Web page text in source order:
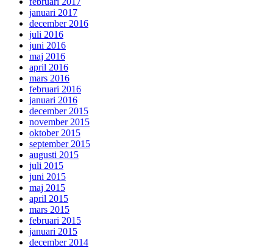
januari 2017
december 2016
juli 2016
juni 2016
maj 2016
april 2016
mars 2016
februari 2016
januari 2016
december 2015
november 2015
oktober 2015
september 2015
augusti 2015
juli 2015
juni 2015
maj 2015
april 2015
mars 2015
februari 2015
januari 2015
december 2014